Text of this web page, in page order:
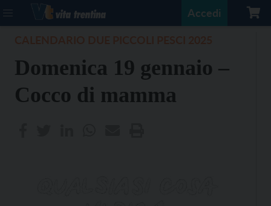
Accedi
Domenica 19 gennaio –
Cocco di mamma